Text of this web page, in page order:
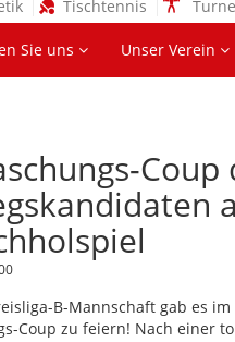
Tischtennis
Sie uns Unser Verein
B-Mannschaft gab es
Coup zu feiern! Nach einer